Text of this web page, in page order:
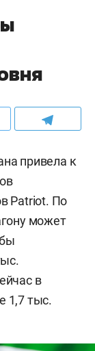
привела к
Patriot. По
может
в
1,7 тыс.